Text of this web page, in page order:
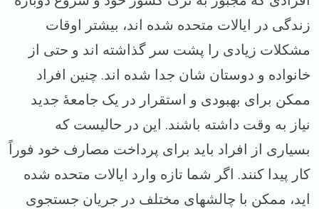
زندگی در ایالات متحده شده‌ اند، بیشتر اوقات
مشکلات زیادی را پشت سر گذاشته‌ اند و حتی از
خانواده و دوستان شان جدا شده اند. چنین افراد
ممکن برای بهبودی و استقرار در یک جامعهٔ جدید
نیاز به وقت داشته باشند. این در حالیست که
بسیاری از افراد باید برای پرداخت مصارف خود فوراً
کار پیدا کنند. اگر شما تازه وارد ایالات متحده شده
اید، ممکن با چالشهای مختلف در جریان جستجوی